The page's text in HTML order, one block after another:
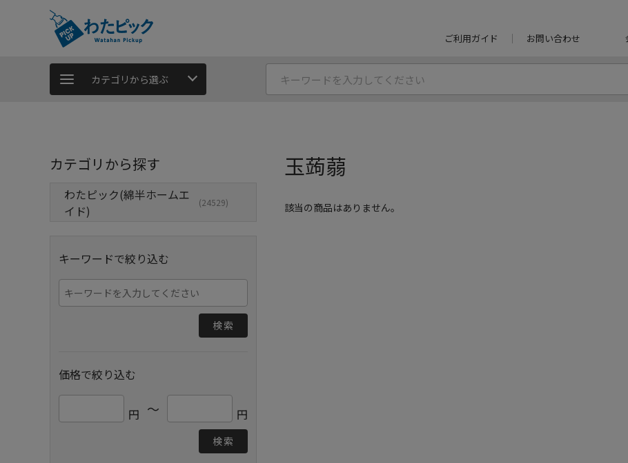
ご利用ガイド お問い合わせ
カテゴリから選ぶ
カテゴリから探す
わたピック(綿半ホームエ
イド)
(24529)
キーワードで絞り込む
検索
価格で絞り込む
円 ～ 円
検索
玉蒟蒻
該当の商品はありません。